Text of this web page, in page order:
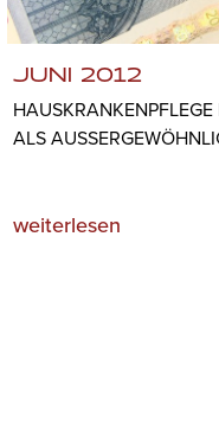
JUNI 2012
ALS
weiterlesen